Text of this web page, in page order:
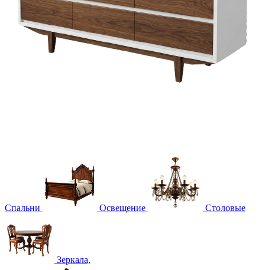
Спальни Освещение Столовые
Зеркала,